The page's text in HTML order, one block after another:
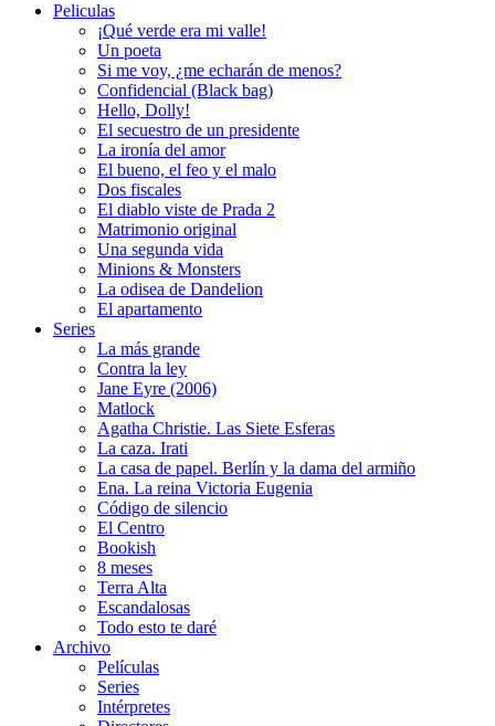
Peliculas
¡Qué verde era mi valle!
Un poeta
Si me voy, ¿me echarán de menos?
Confidencial (Black bag)
Hello, Dolly!
El secuestro de un presidente
La ironía del amor
El bueno, el feo y el malo
Dos fiscales
El diablo viste de Prada 2
Matrimonio original
Una segunda vida
Minions & Monsters
La odisea de Dandelion
El apartamento
Series
La más grande
Contra la ley
Jane Eyre (2006)
Matlock
Agatha Christie. Las Siete Esferas
La caza. Irati
La casa de papel. Berlín y la dama del armiño
Ena. La reina Victoria Eugenia
Código de silencio
El Centro
Bookish
8 meses
Terra Alta
Escandalosas
Todo esto te daré
Archivo
Películas
Series
Intérpretes